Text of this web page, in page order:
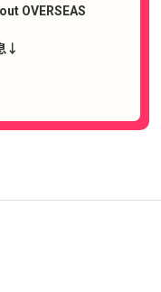
OVERSEAS
↓